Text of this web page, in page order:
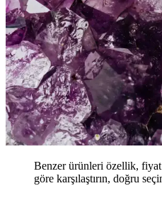
Benzer ürünleri özellik, fiyat
göre karşılaştırın, doğru